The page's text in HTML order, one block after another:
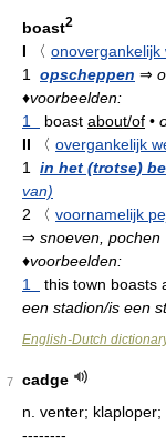
boast2
I 〈 onovergankelijk
1
opscheppen ⇒
♦voorbeelden:
1
boast about/of •
II
〈 overgankelijk
1
in het (trotse)
van)
2
〈 voornamelijk
⇒ snoeven, pochen
♦voorbeelden:
1
this town boasts
een stadion/is een
English-Dutch
7
cadge
n. venter; klaploper;
--------